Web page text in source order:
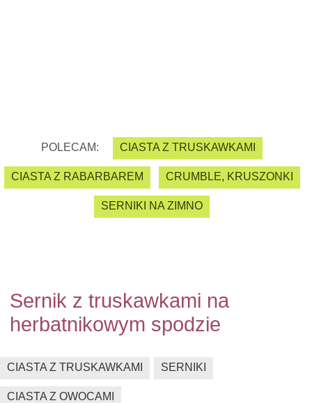
POLECAM: CIASTA Z TRUSKAWKAMI
CIASTA Z RABARBAREM CRUMBLE, KRUSZONKI
SERNIKI NA ZIMNO
Sernik z truskawkami na
herbatnikowym spodzie
CIASTA Z TRUSKAWKAMI SERNIKI
CIASTA Z OWOCAMI